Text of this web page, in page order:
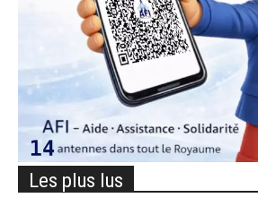
Les plus lus